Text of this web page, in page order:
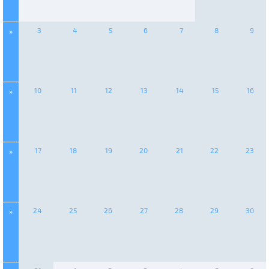
» 3 4 5 6 7 8 9
» 10 11 12 13 14 15 16
» 17 18 19 20 21 22 23
» 24 25 26 27 28 29 30